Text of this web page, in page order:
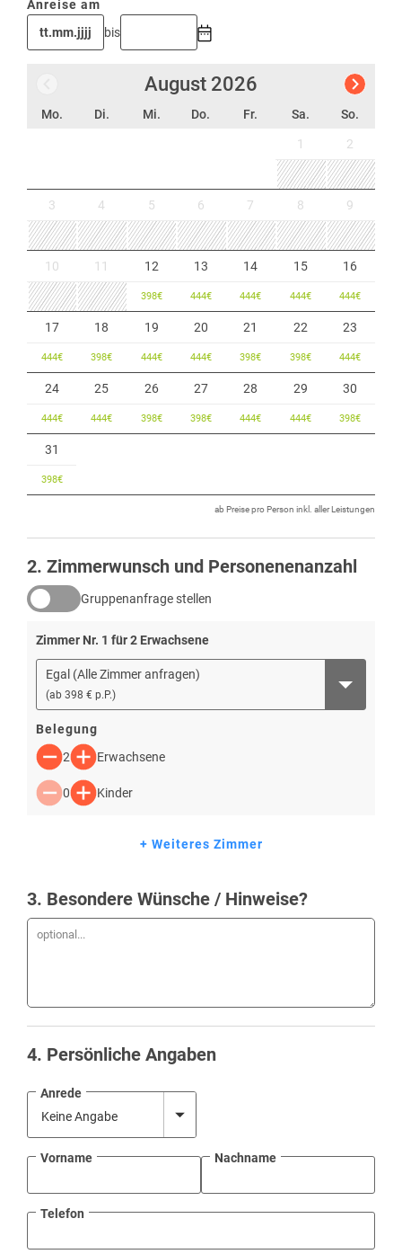
Anreise am
bis
August 2026
Mo. Di. Mi. Do. Fr. Sa. So.
1 2
3 4 5 6 7 8 9
10 11 12
398€
13
444€
14
444€
15
444€
16
444€
17
444€
18
398€
19
444€
20
444€
21
398€
22
398€
23
444€
24
444€
25
444€
26
398€
27
398€
28
444€
29
444€
30
398€
31
398€
ab Preise pro Person inkl. aller Leistungen
2. Zimmerwunsch und Personenenanzahl
Gruppenanfrage stellen
Zimmer Nr. 1 für2 Erwachsene
Egal (Alle Zimmer anfragen)
(ab 398 € p.P.)
Belegung
2
Erwachsene
0 Kinder
+ Weiteres Zimmer
3. Besondere Wünsche / Hinweise?
4. Persönliche Angaben
Anrede
Vorname Nachname
Telefon